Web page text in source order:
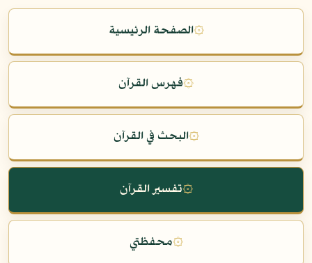
۞الصفحة الرئيسية
۞فهرس القرآن
۞البحث في القرآن
۞تفسير القرآن
۞محفظتي